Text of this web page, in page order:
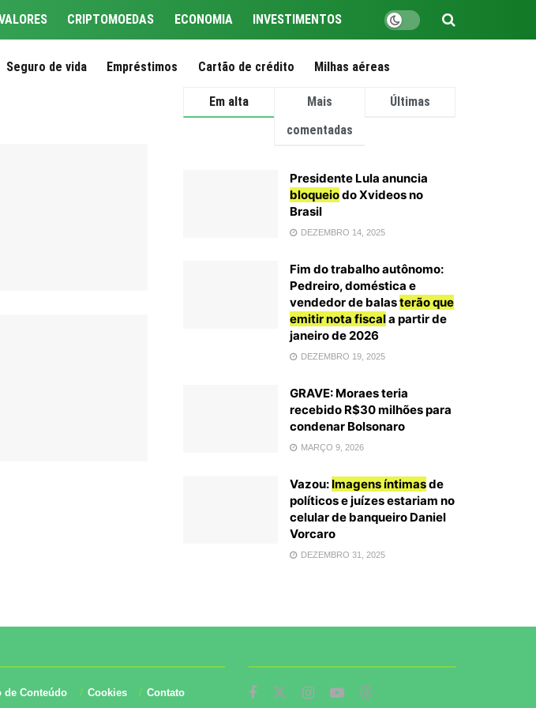
CRIPTOMOEDAS ECONOMIA INVESTIMENTOS
Seguro de vida Empréstimos Cartão de crédito Milhas aéreas
Em alta
Mais
comentadas
Últimas
Presidente Lula anuncia
bloqueiodo Xvideos no
Brasil
DEZEMBRO 14, 2025
Fim do trabalho autônomo:
Pedreiro, doméstica e
vendedor de balasterão que
emitir nota fiscala partir de
janeiro de 2026
DEZEMBRO 19, 2025
GRAVE: Moraes teria
recebido R$30 milhões para
condenar Bolsonaro
MARÇO 9, 2026
Vazou: Imagens íntimasde
políticos e juízes estariam no
celular de banqueiro Daniel
Vorcaro
DEZEMBRO 31, 2025
de Conteúdo Cookies Contato